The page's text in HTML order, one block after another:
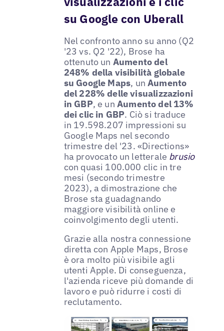
su Google con Uberall
Nel confronto anno su anno (Q2
'23 vs. Q2 '22), Brose ha
ottenuto un Aumento del
248% della visibilità globale
su Google Maps, unAumento
del 228% delle visualizzazioni
in GBP, e un Aumento del 13%
dei clic in GBP. Ciò si traduce
in 19.598.207 impressioni su
Google Maps nel secondo
trimestre del '23. «Directions»
ha provocato un letterale brusio
con quasi 100.000 clic in tre
mesi (secondo trimestre
2023), a dimostrazione che
Brose sta guadagnando
maggiore visibilità online e
coinvolgimento degli utenti.
Grazie alla nostra connessione
diretta con Apple Maps, Brose
è ora molto più visibile agli
utenti Apple. Di conseguenza,
l'azienda riceve più domande di
lavoro e può ridurre i costi di
reclutamento.